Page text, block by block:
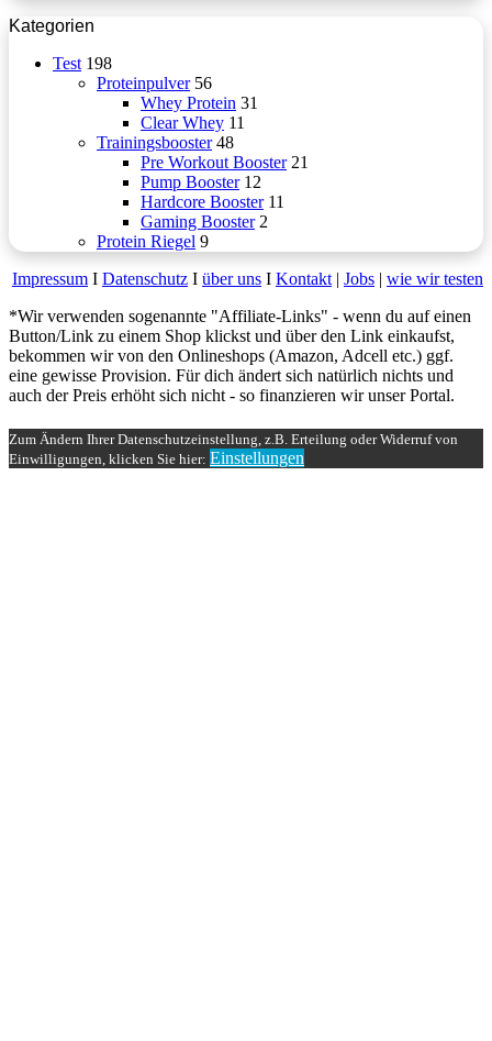
Kategorien
Test 198
Proteinpulver 56
Whey Protein 31
Clear Whey 11
Trainingsbooster 48
Pre Workout Booster 21
Pump Booster 12
Hardcore Booster 11
Gaming Booster 2
Protein Riegel 9
Impressum Ι Datenschutz Ι über uns Ι Kontakt | Jobs | wie wir testen
*Wir verwenden sogenannte "Affiliate-Links" - wenn du auf einen
Button/Link zu einem Shop klickst und über den Link einkaufst,
bekommen wir von den Onlineshops (Amazon, Adcell etc.) ggf.
eine gewisse Provision. Für dich ändert sich natürlich nichts und
auch der Preis erhöht sich nicht - so finanzieren wir unser Portal.
"Zurück
zum
Anfang"
Zum Ändern Ihrer Datenschutzeinstellung, z.B. Erteilung oder Widerruf von
Einwilligungen, klicken Sie hier: Einstellungen